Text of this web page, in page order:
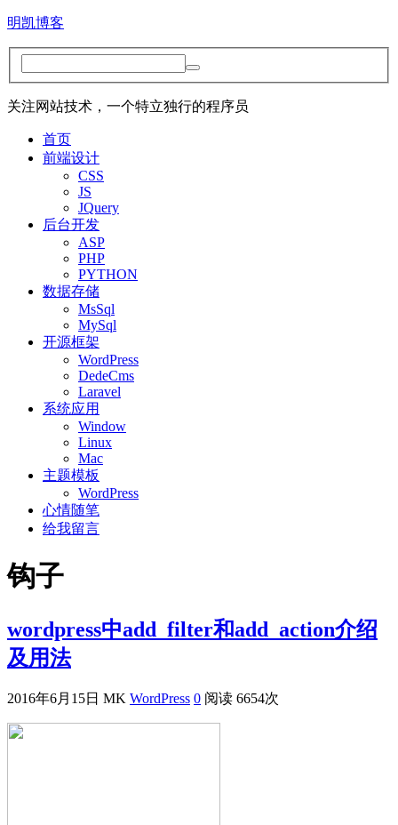
明凯博客
关注网站技术，一个特立独行的程序员
首页
前端设计
CSS
JS
JQuery
后台开发
ASP
PHP
PYTHON
数据存储
MsSql
MySql
开源框架
WordPress
DedeCms
Laravel
系统应用
Window
Linux
Mac
主题模板
WordPress
心情随笔
给我留言
钩子
wordpress中add_filter和add_action介绍
及用法
2016年6月15日 MK WordPress 0 阅读 6654次